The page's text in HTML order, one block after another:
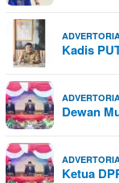
Kadis
Dewan
Ketua